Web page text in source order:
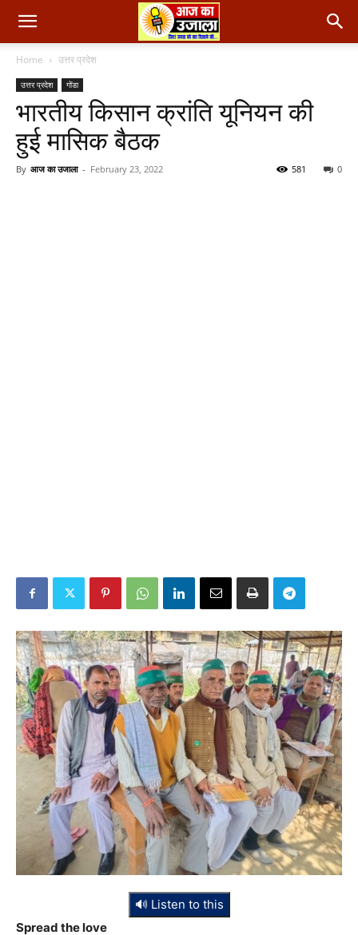
Home उत्तर प्रदेश
उत्तर प्रदेश गोंडा
भारतीय किसान क्रांति यूनियन की
हुई मासिक बैठक
By आज का उजाला - February 23, 2022 0
581
🔊 Listen to this
Spread the love